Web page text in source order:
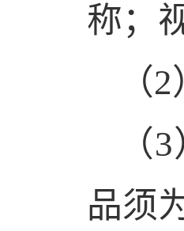
称；
（2
（3
品须